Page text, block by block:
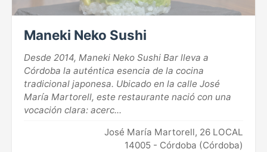
Maneki Neko Sushi
Desde 2014, Maneki Neko Sushi Bar lleva a
Córdoba la auténtica esencia de la cocina
tradicional japonesa. Ubicado en la calle José
María Martorell, este restaurante nació con una
vocación clara: acerc...
José María Martorell, 26 LOCAL
14005 - Córdoba (Córdoba)